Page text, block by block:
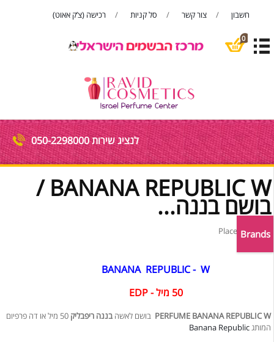
רכישה (צ’ק אאוט) סל קניות צור קשר חשבון
0
לנציג שירות 050-2298000
BANANA REPUBLIC W /
בושם בננה...
BANANA REPUBLIC - W
50 מיל - EDP
PERFUME BANANA REPUBLIC W בושם לאשהבננה ריפבליק
50 מיל או דה פרפיום
המותגBanana Republic
Brands